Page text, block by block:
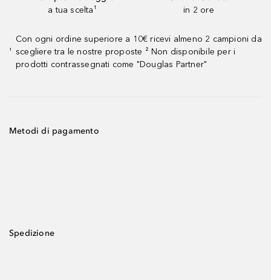
a tua scelta¹
in 2 ore
¹
Con ogni ordine superiore a 10€ ricevi almeno 2 campioni da
scegliere tra le nostre proposte ² Non disponibile per i
prodotti contrassegnati come "Douglas Partner"
Metodi di pagamento
Spedizione